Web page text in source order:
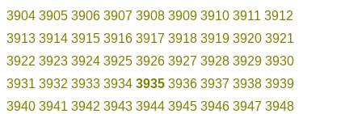
3904 3905 3906 3907 3908 3909 3910 3911 3912
3913 3914 3915 3916 3917 3918 3919 3920 3921
3922 3923 3924 3925 3926 3927 3928 3929 3930
3931 3932 3933 3934 3935 3936 3937 3938 3939
3940 3941 3942 3943 3944 3945 3946 3947 3948